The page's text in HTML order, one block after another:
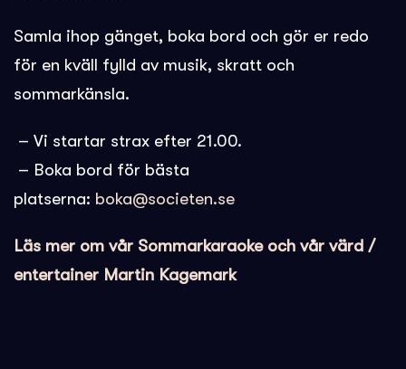
Samla ihop gänget, boka bord och gör er redo
för en kväll fylld av musik, skratt och
sommarkänsla.
– Vi startar strax efter 21.00.
– Boka bord för bästa
platserna: boka@societen.se
Läs mer om vår Sommarkaraoke och vår värd /
entertainer Martin Kagemark